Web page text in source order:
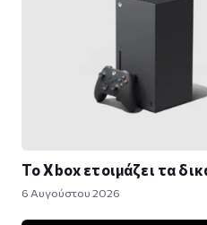
Το Xbox ετοιμάζει τα
6 Αυγούστου 2026